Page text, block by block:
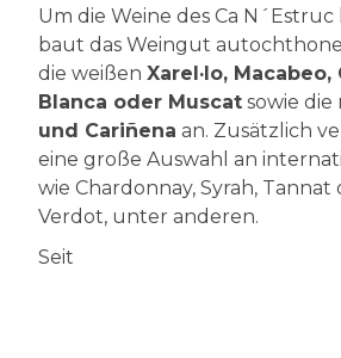
Um die Weine des Ca
baut das Weingut
die weißen Xarel·lo, Macabeo,
Blanca oder Muscat sowie die
und Cariñena an. Zusätzlich
eine große Auswahl an
wie Chardonnay, Syrah,
Verdot, unter anderen.
Seit